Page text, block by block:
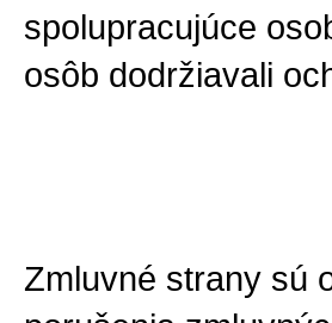
spolupracujúce
osôb dodržiavali
Zmluvné strany sú